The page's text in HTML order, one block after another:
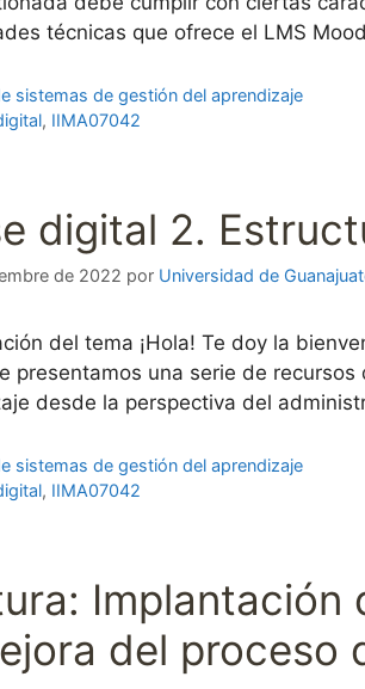
técnicas que ofrece el LMS
sistemas de gestión del aprendizaje
, IIMA07042
digital 2.
de 2022 por Universidad de
del tema ¡Hola! Te doy la
presentamos una serie de
desde la perspectiva del
sistemas de gestión del aprendizaje
, IIMA07042
Implantación
del proceso